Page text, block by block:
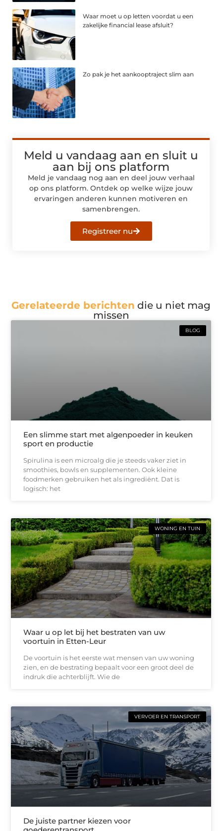
Waar moet u op letten voordat u een
zakelijke financial lease afsluit?
Zo pak je het aankooptraject slim aan
Meld u vandaag aan en sluit u
aan bij ons platform
Meld je vandaag nog aan en deel jouw verhaal
op ons platform. Ontdek op welke wijze jouw
ervaringen anderen kunnen motiveren en
samenbrengen.
Registreer nu
Gerelateerde berichten die u niet mag
missen
BLOG
Een slimme start met algenpoeder in keuken
sport en productie
Spirulina is een microalg die je steeds vaker ziet in
smoothies, bowls en supplementen. Ook kleine
foodmerken gebruiken het als ingrediënt. Dat is
logisch: het
WONING EN TUIN
Waar u op let bij het bestraten van uw
voortuin in Etten-Leur
De voortuin is het eerste wat mensen van uw woning
zien, en de bestrating bepaalt voor een groot deel de
indruk die achterblijft. Wie de
VERVOER EN TRANSPORT
De juiste partner kiezen voor